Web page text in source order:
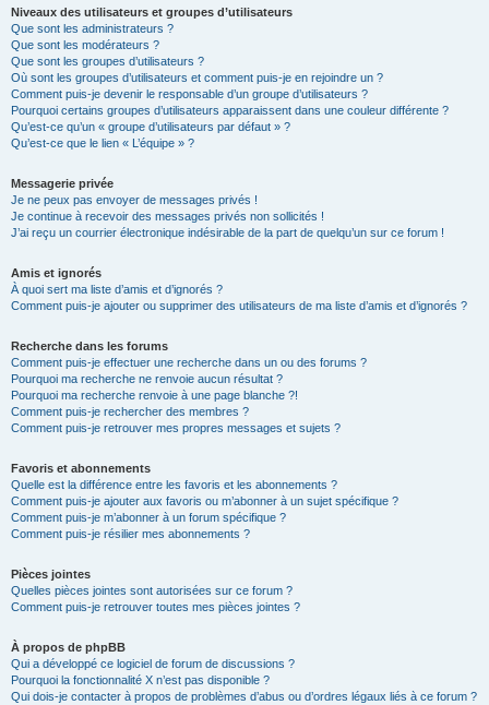
Niveaux des utilisateurs et groupes d’utilisateurs
Que sont les administrateurs ?
Que sont les modérateurs ?
Que sont les groupes d’utilisateurs ?
Où sont les groupes d’utilisateurs et comment puis-je en rejoindre un ?
Comment puis-je devenir le responsable d’un groupe d’utilisateurs ?
Pourquoi certains groupes d’utilisateurs apparaissent dans une couleur différente ?
Qu’est-ce qu’un « groupe d’utilisateurs par défaut » ?
Qu’est-ce que le lien « L’équipe » ?
Messagerie privée
Je ne peux pas envoyer de messages privés !
Je continue à recevoir des messages privés non sollicités !
J’ai reçu un courrier électronique indésirable de la part de quelqu’un sur ce forum !
Amis et ignorés
À quoi sert ma liste d’amis et d’ignorés ?
Comment puis-je ajouter ou supprimer des utilisateurs de ma liste d’amis et d’ignorés ?
Recherche dans les forums
Comment puis-je effectuer une recherche dans un ou des forums ?
Pourquoi ma recherche ne renvoie aucun résultat ?
Pourquoi ma recherche renvoie à une page blanche ?!
Comment puis-je rechercher des membres ?
Comment puis-je retrouver mes propres messages et sujets ?
Favoris et abonnements
Quelle est la différence entre les favoris et les abonnements ?
Comment puis-je ajouter aux favoris ou m’abonner à un sujet spécifique ?
Comment puis-je m’abonner à un forum spécifique ?
Comment puis-je résilier mes abonnements ?
Pièces jointes
Quelles pièces jointes sont autorisées sur ce forum ?
Comment puis-je retrouver toutes mes pièces jointes ?
À propos de phpBB
Qui a développé ce logiciel de forum de discussions ?
Pourquoi la fonctionnalité X n’est pas disponible ?
Qui dois-je contacter à propos de problèmes d’abus ou d’ordres légaux liés à ce forum ?